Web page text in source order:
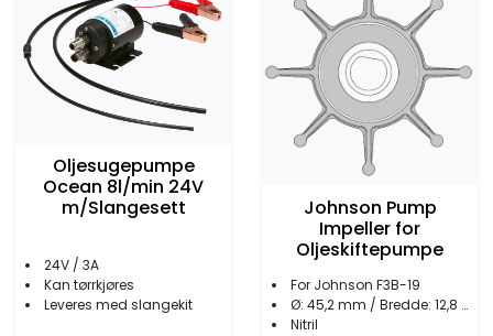
Oljesugepumpe
Ocean 8l/min 24V
m/Slangesett
24V / 3A
Kan tørrkjøres
Leveres med slangekit
Johnson Pump
Impeller for
Oljeskiftepumpe
For Johnson F3B-19
Ø: 45,2 mm / Bredde: 12,8 mm
Nitril